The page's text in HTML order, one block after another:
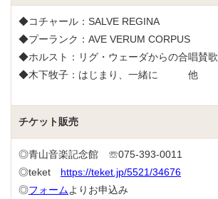
◆コチャール：SALVE REGINA
◆プーランク：AVE VERUM CORPUS
◆ホルスト：リグ・ウェーダからの合唱賛歌
◆木下牧子：はじまり、一緒に 他
チケット販売
◎青山音楽記念館 ☏075-393-0011
◎teket https://teket.jp/5521/34676
◎フォームよりお申込み